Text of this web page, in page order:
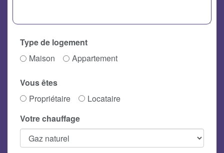
Type de logement
Maison
Appartement
Vous êtes
Propriétaire
Locataire
Votre chauffage